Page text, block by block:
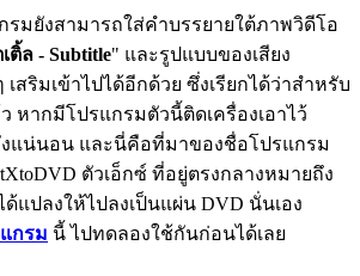
มยังสามารถใส่คำบรรยายใต้ภาพวิดีโอ
ติ้ล - Subtitle" และรูปแบบของเสียง
สริมเข้าไปได้อีกด้วย ซึ่งเรียกได้ว่าสำหรับ
หากมีโปรแกรมตัวนี้ติดเครื่องเอาไว้
งแน่นอน และนี่คือที่มาของชื่อโปรแกรม
ตัวเอ็กซ์ ที่อยู่ตรงกลางหมายถึง
แปลงให้ไปลงเป็นแผ่น DVD นั่นเอง
กรม นี้ ไปทดลองใช้กันก่อนได้เลย